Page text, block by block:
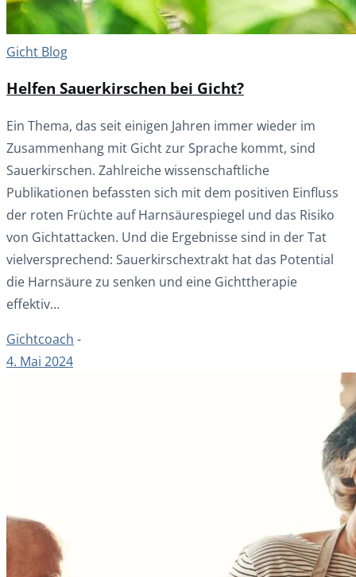
Gicht Blog
Helfen Sauerkirschen bei Gicht?
Ein Thema, das seit einigen Jahren immer wieder im
Zusammenhang mit Gicht zur Sprache kommt, sind
Sauerkirschen. Zahlreiche wissenschaftliche
Publikationen befassten sich mit dem positiven Einfluss
der roten Früchte auf Harnsäurespiegel und das Risiko
von Gichtattacken. Und die Ergebnisse sind in der Tat
vielversprechend: Sauerkirschextrakt hat das Potential
die Harnsäure zu senken und eine Gichttherapie
effektiv…
Gichtcoach -
4. Mai 2024